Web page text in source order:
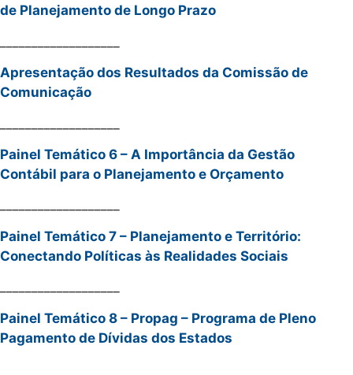
de Planejamento de Longo Prazo
Apresentação dos Resultados da Comissão de
Comunicação
Painel Temático 6 – A Importância da Gestão
Contábil para o Planejamento e Orçamento
Painel Temático 7 – Planejamento e Território:
Conectando Políticas às Realidades Sociais
Painel Temático 8 – Propag – Programa de Pleno
Pagamento de Dívidas dos Estados